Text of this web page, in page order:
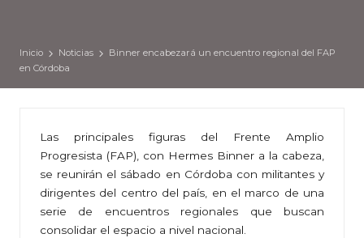
Inicio Noticias
Binner encabezará un encuentro regional del FAP
en Córdoba
Las principales figuras del Frente Amplio
Progresista (FAP), con Hermes Binner a la cabeza,
se reunirán el sábado en Córdoba con militantes y
dirigentes del centro del país, en el marco de una
serie de encuentros regionales que buscan
consolidar el espacio a nivel nacional.